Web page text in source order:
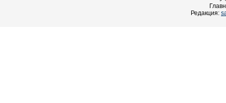
Редакция: